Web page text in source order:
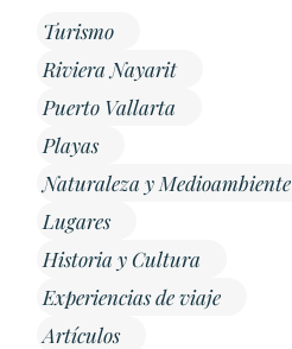
Turismo
Riviera Nayarit
Puerto Vallarta
Playas
Naturaleza y Medioambiente
Lugares
Historia y Cultura
Experiencias de viaje
Artículos